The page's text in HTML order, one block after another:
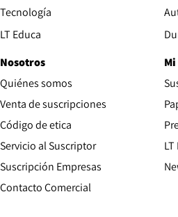
Tecnología
LT Educa
Nosotros
Quiénes somos
Venta de suscripciones
Código de etica Opens in new window
Servicio al Suscriptor
Suscripción Empresas
Contacto Comercial